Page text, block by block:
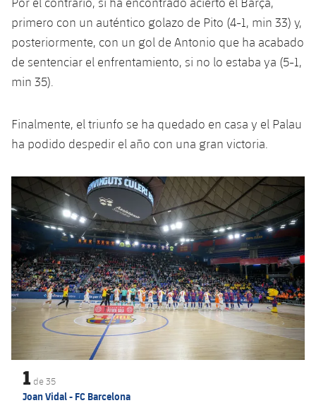
primero con un auténtico golazo de Pito (4-1, min 33) y,
posteriormente, con un gol de Antonio que ha acabado
de sentenciar el enfrentamiento, si no lo estaba ya (5-1,
min 35).
Finalmente, el triunfo se ha quedado en casa y el Palau
ha podido despedir el año con una gran victoria.
Anterior
label.aria.chevronleft Siguiente
1 de35
Joan Vidal - FC Barcelona